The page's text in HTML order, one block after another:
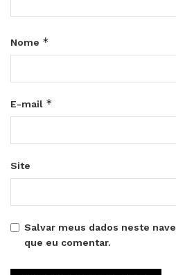
Nome *
E-mail *
Site
Salvar meus dados neste
que eu comentar.